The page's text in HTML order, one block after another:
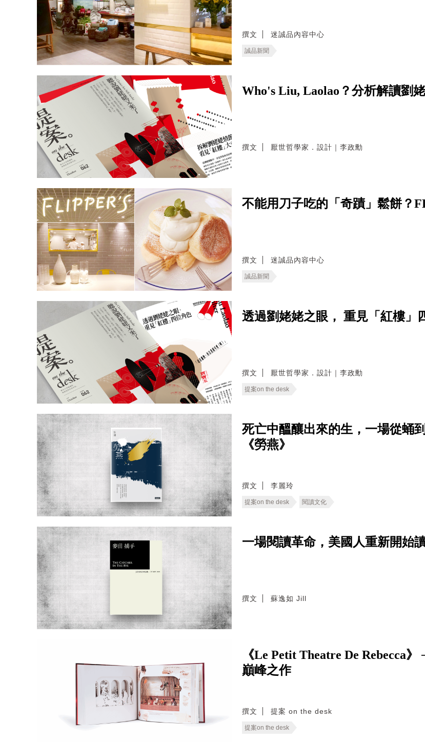
撰文 迷誠品內容中心
誠品新聞
Who's Liu, Laolao？分析解讀劉
撰文 厭世哲學家．設計｜李政勳
不能用刀子吃的「奇蹟」鬆餅？
撰文 迷誠品內容中心
誠品新聞
透過劉姥姥之眼， 重見「紅樓
撰文 厭世哲學家．設計｜李政勳
提案on the desk
死亡中醞釀出來的生，一場從蛹
《勞燕》
撰文 李麗玲
提案on the desk 閱讀文化
一場閱讀革命，美國人重新開始
撰文 蘇逸如 Jill
《Le Petit Theatre De Rebecca
巔峰之作
撰文 提案 on the desk
提案on the desk